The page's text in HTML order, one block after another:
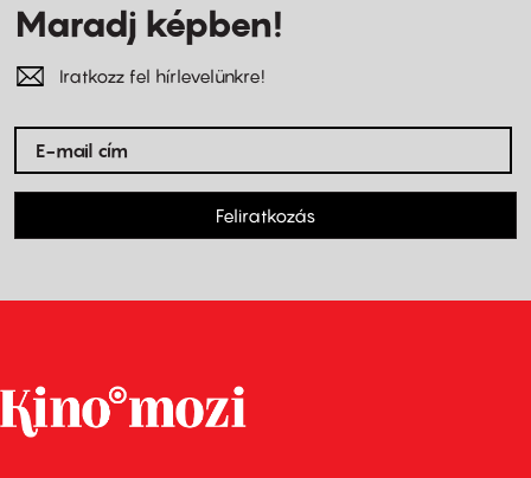
Maradj képben!
Iratkozz fel hírlevelünkre!
Feliratkozás